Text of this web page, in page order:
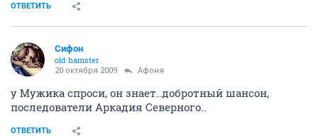
ОТВЕТИТЬ
Сифон
old hamster
20 октября 2009 Aфоня
у Мужика спроси, он знает..добротный шансон,
последователи Аркадия Северного..
ОТВЕТИТЬ